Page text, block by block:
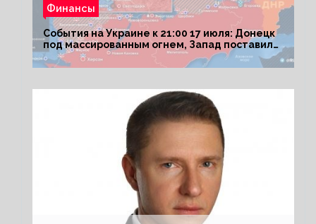
Финансы
События на Украине к 21:00 17 июля: Донецк
под массированным огнем, Запад поставил
Киеву ультиматум